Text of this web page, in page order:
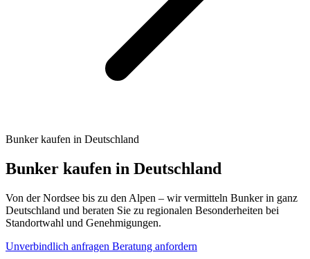
Bunker kaufen in Deutschland
Bunker kaufen in Deutschland
Von der Nordsee bis zu den Alpen – wir vermitteln Bunker in ganz
Deutschland und beraten Sie zu regionalen Besonderheiten bei
Standortwahl und Genehmigungen.
Unverbindlich anfragen Beratung anfordern